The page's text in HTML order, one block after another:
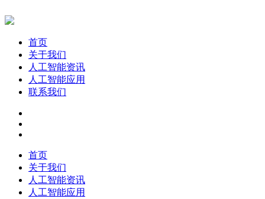
首页
关于我们
人工智能资讯
人工智能应用
联系我们
首页
关于我们
人工智能资讯
人工智能应用